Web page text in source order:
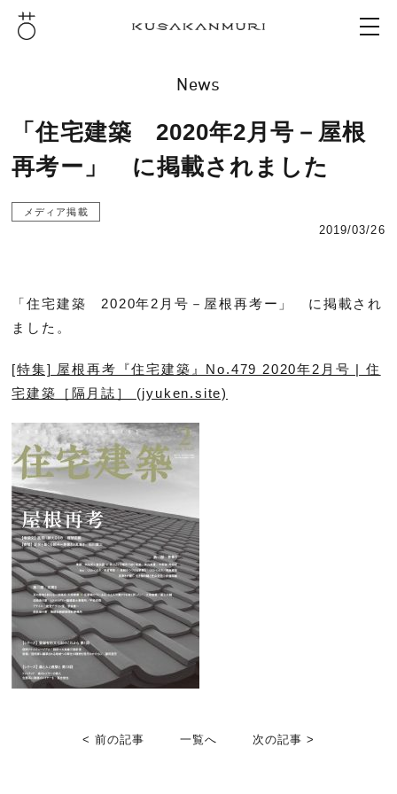
News
「住宅建築 2020年2月号－屋根
再考ー」 に掲載されました
メディア掲載
2019/03/26
「住宅建築 2020年2月号－屋根再考ー」 に掲載され
ました。
[特集] 屋根再考『住宅建築』No.479 2020年2月号 | 住
宅建築［隔月誌］ (jyuken.site)
< 前の記事 一覧へ 次の記事 >